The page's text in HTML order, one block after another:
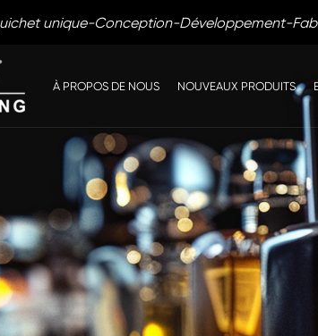
unique-Conception-Développement-
À PROPOS DE NOUS NOUVEAUX PRODUITS